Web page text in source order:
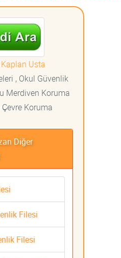
Usta
, Okul Güvenlik
Merdiven Koruma
Koruma
Diğer
Filesi
Filesi